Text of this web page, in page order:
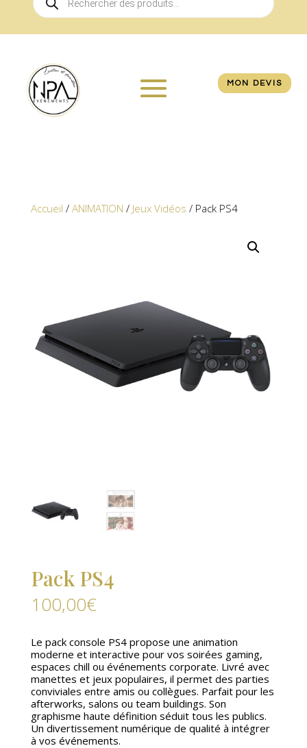
de
produits
MON DEVIS
Accueil / ANIMATION / Jeux Vidéos / Pack PS4
Pack PS4
100,00€
Le pack console PS4 propose une animation
moderne et interactive pour vos soirées gaming,
espaces chill ou événements corporate. Livré avec
manettes et jeux populaires, il permet des parties
conviviales entre amis ou collègues. Parfait pour les
afterworks, salons ou team buildings. Son
graphisme haute définition séduit tous les publics.
Un divertissement numérique de qualité à intégrer
à vos événements.